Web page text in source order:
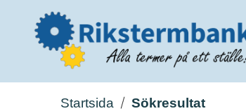
Startsida Sökresultat